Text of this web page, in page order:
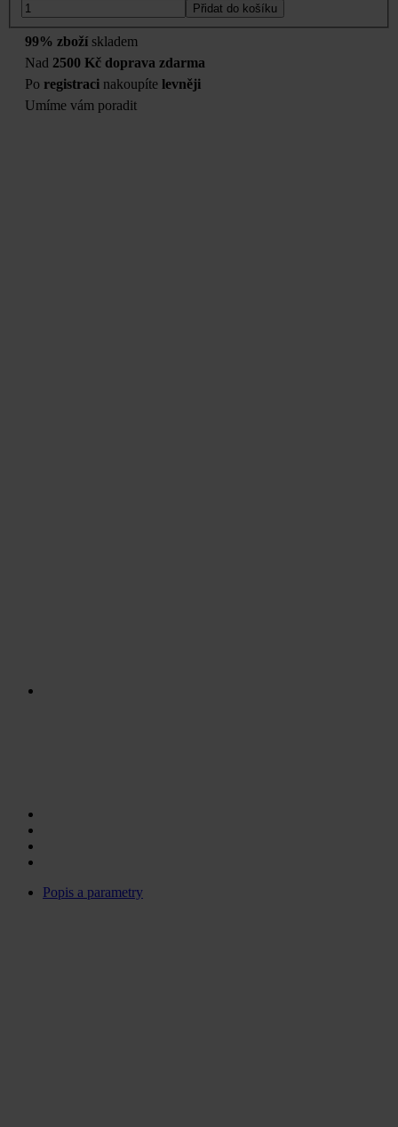
Přidat do košíku
99% zboží skladem
Nad 2500 Kč doprava zdarma
Po registraci nakoupíte levněji
Umíme vám poradit
Popis a parametry